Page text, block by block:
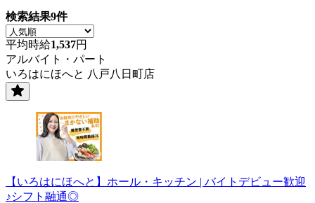
検索結果9件
平均時給1,537円
アルバイト・パート
いろはにほへと 八戸八日町店
【いろはにほへと】ホール・キッチン | バイトデビュー歓迎
♪シフト融通◎